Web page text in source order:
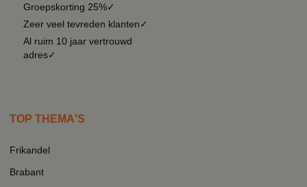
Groepskorting 25%✓
Zeer veel tevreden klanten✓
Al ruim 10 jaar vertrouwd
adres✓
TOP THEMA'S
Frikandel
Brabant